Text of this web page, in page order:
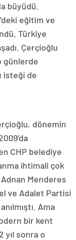
büyüdü.
eğitim ve
Türkiye
Çerçioğlu
günlerde
isteği de
dönemin
CHP belediye
ihtimali çok
Menderes
ve Adalet Partisi
Ama
bir kent
yıl sonra o